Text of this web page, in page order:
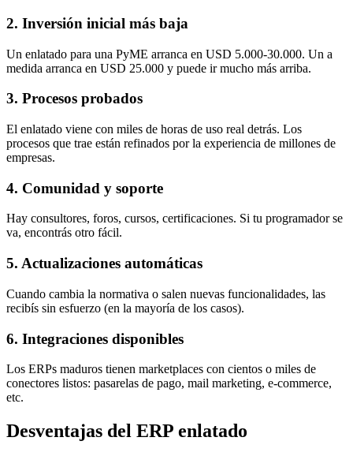
2. Inversión inicial más baja
Un enlatado para una PyME arranca en USD 5.000-30.000. Un a
medida arranca en USD 25.000 y puede ir mucho más arriba.
3. Procesos probados
El enlatado viene con miles de horas de uso real detrás. Los
procesos que trae están refinados por la experiencia de millones de
empresas.
4. Comunidad y soporte
Hay consultores, foros, cursos, certificaciones. Si tu programador se
va, encontrás otro fácil.
5. Actualizaciones automáticas
Cuando cambia la normativa o salen nuevas funcionalidades, las
recibís sin esfuerzo (en la mayoría de los casos).
6. Integraciones disponibles
Los ERPs maduros tienen marketplaces con cientos o miles de
conectores listos: pasarelas de pago, mail marketing, e-commerce,
etc.
Desventajas del ERP enlatado